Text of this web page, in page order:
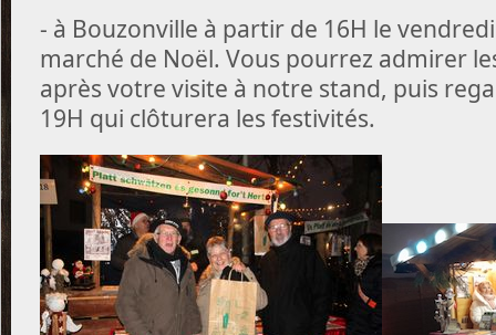
- à Bouzonville à partir de 16H le
marché de Noël. Vous pourrez admirer
après votre visite à notre stand, puis
19H qui clôturera les festivités.